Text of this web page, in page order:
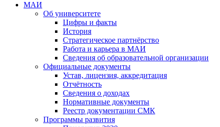
МАИ
Об университете
Цифры и факты
История
Стратегическое партнёрство
Работа и карьера в МАИ
Сведения об образовательной организации
Официальные документы
Устав, лицензия, аккредитация
Отчётность
Сведения о доходах
Нормативные документы
Реестр документации СМК
Программы развития